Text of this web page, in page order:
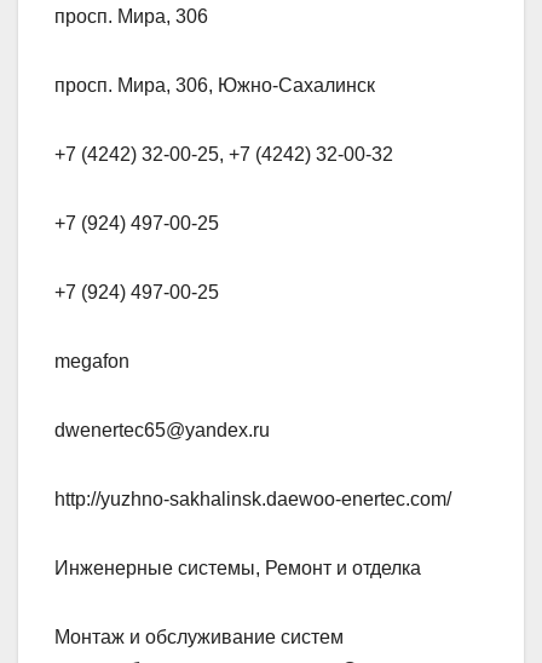
просп. Мира, 306
просп. Мира, 306, Южно-Сахалинск
+7 (4242) 32-00-25, +7 (4242) 32-00-32
+7 (924) 497-00-25
+7 (924) 497-00-25
megafon
dwenertec65@yandex.ru
http://yuzhno-sakhalinsk.daewoo-enertec.com/
Инженерные системы, Ремонт и отделка
Монтаж и обслуживание систем